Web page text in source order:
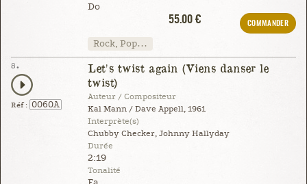
Do
55.00 €
COMMANDER
Rock, Pop…
8.
Réf : 0060A
Let's twist again (Viens danser le
twist)
Auteur / Compositeur
Kal Mann / Dave Appell, 1961
Interprète(s)
Chubby Checker, Johnny Hallyday
Durée
2:19
Tonalité